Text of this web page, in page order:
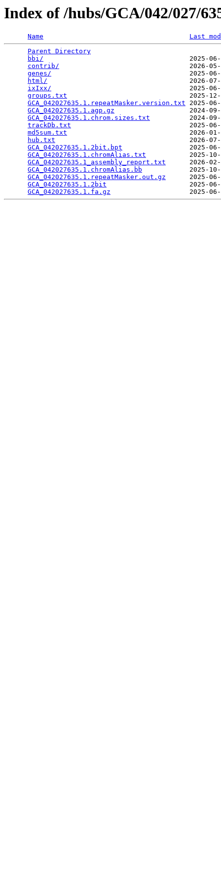
Index of /hubs/GCA/042/027/
Name
Last
Parent Directory
bbi/
2025-
contrib/
2026-
genes/
2025-
html/
2026-
ixIxx/
2025-
groups.txt
2025-
GCA_042027635.1.repeatMasker.version.txt 2025-
GCA_042027635.1.agp.gz
2024-
GCA_042027635.1.chrom.sizes.txt
2024-
trackDb.txt
2025-
md5sum.txt
2026-
hub.txt
2026-
GCA_042027635.1.2bit.bpt
2025-
GCA_042027635.1.chromAlias.txt
2025-
GCA_042027635.1_assembly_report.txt
2026-
GCA_042027635.1.chromAlias.bb
2025-
GCA_042027635.1.repeatMasker.out.gz
2025-
GCA_042027635.1.2bit
2025-
GCA_042027635.1.fa.gz